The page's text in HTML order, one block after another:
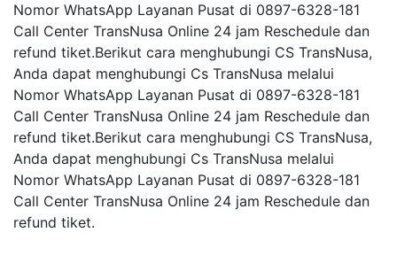
Nomor WhatsApp Layanan Pusat di 0897-6328-181
Call Center TransNusa Online 24 jam Reschedule dan
refund tiket.Berikut cara menghubungi CS TransNusa,
Anda dapat menghubungi Cs TransNusa melalui
Nomor WhatsApp Layanan Pusat di 0897-6328-181
Call Center TransNusa Online 24 jam Reschedule dan
refund tiket.Berikut cara menghubungi CS TransNusa,
Anda dapat menghubungi Cs TransNusa melalui
Nomor WhatsApp Layanan Pusat di 0897-6328-181
Call Center TransNusa Online 24 jam Reschedule dan
refund tiket.